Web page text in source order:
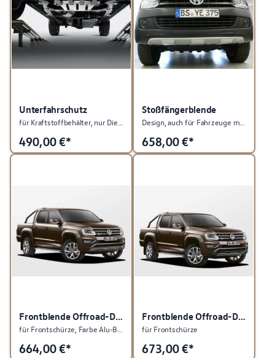
Unterfahrschutz
490,00€*
Stoßfängerblende
658,00€*
Frontblende Offroad-Design
für Frontschürze, Farbe Alu-Brush
664,00€*
Frontblende Offroad-Design
für Frontschürze
673,00€*